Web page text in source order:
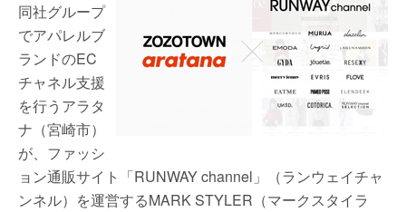
同社グループ
でアパレルブ
ランドのEC
チャネル支援
を行うアラタ
ナ（宮崎市）
が、ファッシ
ョン通販サイト「RUNWAY channel」（ランウェイチャ
ンネル）を運営するMARK STYLER（マークスタイラ